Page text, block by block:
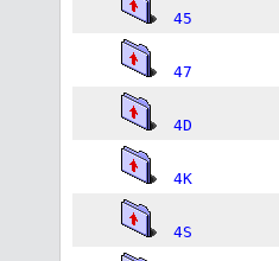
45
47
4D
4K
4S